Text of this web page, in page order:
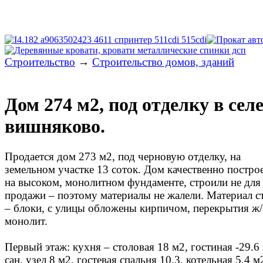
Строительство → Строительство домов, зданий
Дом 274 м2, под отделку в селе
вишняково.
Продается дом 273 м2, под черновую отделку, на
земельном участке 13 соток. Дом качественно
на высоком, монолитном фундаменте, строили не для
продажи – поэтому материалы не жалели. Материал
– блоки, с улицы обложены кирпичом, перекрытия
монолит.
Первый этаж: кухня – столовая 18 м2, гостиная -
сан. узел 8 м2, гостевая спальня 10.3, котельная 5.4